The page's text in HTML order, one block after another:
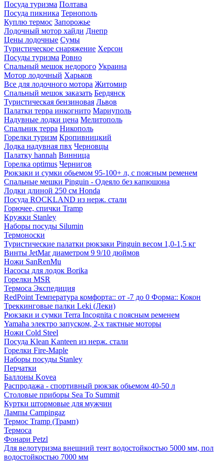
Посуда туризма Полтава
Посуда пикника Тернополь
Куплю термос Запорожье
Лодочный мотор хайди Днепр
Цены лодочные Сумы
Туристическое снаряжение Херсон
Посуды туризма Ровно
Спальный мешок недорого Украина
Мотор лодочный Харьков
Все для лодочного мотора Житомир
Спальный мешок заказать Бердянск
Туристическая бензиновая Львов
Палатки терра инкогнито Мариуполь
Надувные лодки цена Мелитополь
Спальник терра Никополь
Горелки туризм Кропивницкий
Лодка надувная пвх Черновцы
Палатку hannah Винница
Горелка optimus Чернигов
Рюкзаки и сумки обьемом 95-100+ л, с поясным ременем
Спальные мешки Pinguin - Одеяло без капюшона
Лодки длиной 250 см Honda
Посуда ROCKLAND из нерж. стали
Горючее, спички Tramp
Кружки Stanley
Наборы посуды Silumin
Термоноски
Туристические палатки рюкзаки Pinguin весом 1,0-1,5 кг
Винты JetMar диаметром 9 9/10 дюймов
Ножи SanRenMu
Насосы для лодок Borika
Горелки MSR
Термоса Экспедиция
RedPoint Температура комфорта:: от -7 до 0 Форма:: Кокон
Треккинговые палки Leki (Леки)
Рюкзаки и сумки Terra Incognita с поясным ременем
Yamaha электро запуском, 2-х тактные моторы
Ножи Cold Steel
Посуда Klean Kanteen из нерж. стали
Горелки Fire-Maple
Наборы посуды Stanley
Перчатки
Баллоны Kovea
Распродажа - спортивный рюкзак обьемом 40-50 л
Столовые приборы Sea To Summit
Куртки штормовые для мужчин
Лампы Campingaz
Термос Tramp (Трамп)
Термоса
Фонари Petzl
Для велотуризма внешний тент водостойкостью 5000 мм, пол
водостойкостью 7000 мм